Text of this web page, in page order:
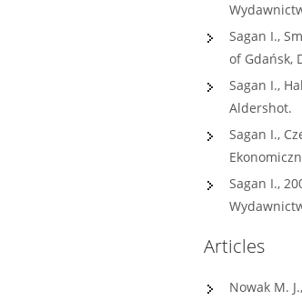
Sagan I.,
of Gdańsk,
Sagan I.,
Aldershot.
Sagan I.,
Sagan I.,
Articles
Nowak M.